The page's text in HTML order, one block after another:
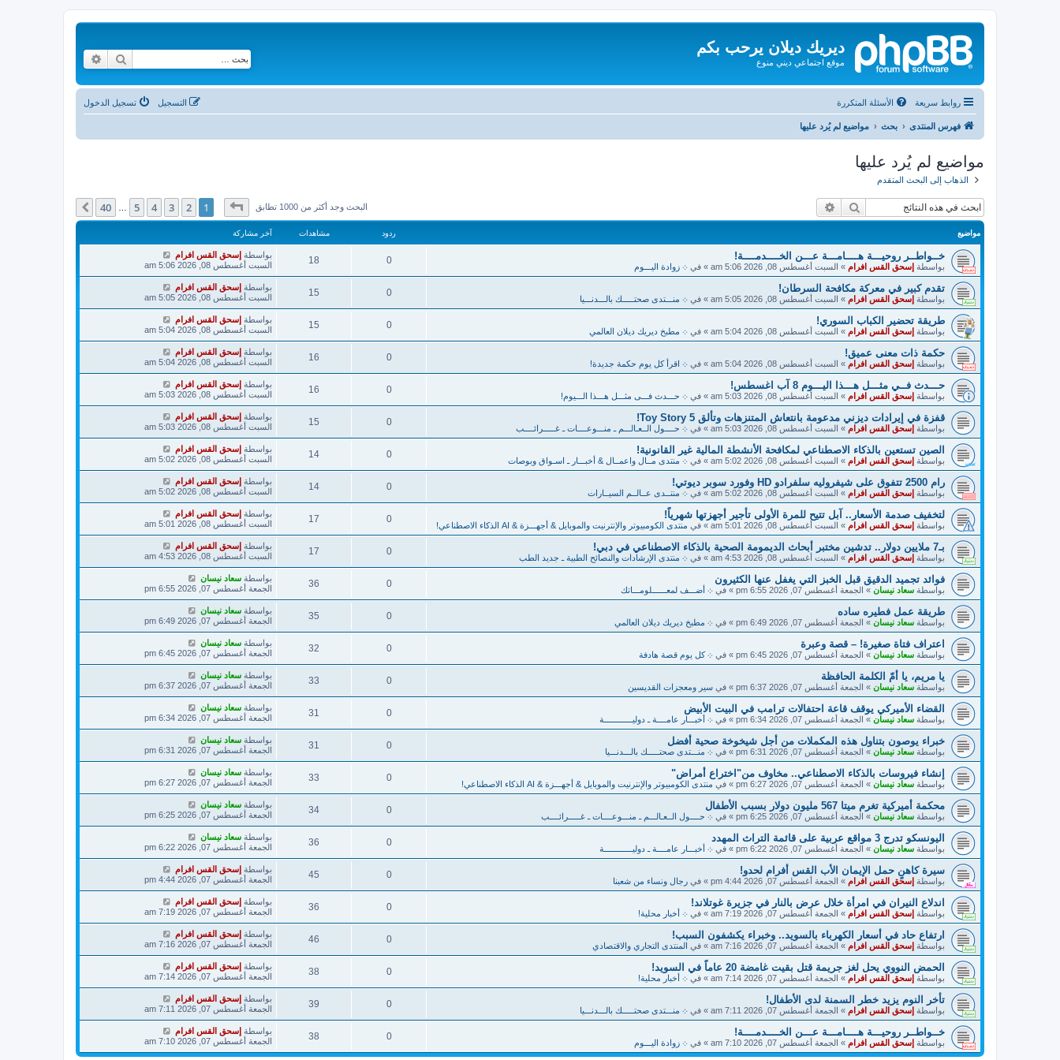
ديريك ديلان يرحب بكم
موقع اجتماعي ديني منوع بحث
روابط سريعة الأسئلة المتكررة تسجيل الدخول التسجيل
فهرس المنتدى بحث مواضيع لم يُرد عليها
مواضيع لم يُرد عليها
الذهاب إلى البحث المتقدم
بحث البحث وجد أكثر من 1000 تطابق صفحة1من40
1
2
3
4
5
40 التالي
مواضيع ردود مشاهدات آخر مشاركة
خــواطــر روحيـــة هــــامـــة عـــن الخــــدمــــة!
بواسطة إسحق القس افرام » السبت أغسطس 08, 2026 5:06 am » في ܀ زوادة اليـــوم
0
18 بواسطة إسحق القس افرام
السبت أغسطس 08, 2026 5:06 am
تقدم كبير في معركة مكافحة السرطان!
بواسطة إسحق القس افرام » السبت أغسطس 08, 2026 5:05 am » في ܀ منـــتدى صحتـــــك بالـــدنـــيا
0
15 بواسطة إسحق القس افرام
السبت أغسطس 08, 2026 5:05 am
طريقة تحضير الكباب السوري!
بواسطة إسحق القس افرام » السبت أغسطس 08, 2026 5:04 am » في ܀ مطبخ ديريك ديلان العالمي
0
15 بواسطة إسحق القس افرام
السبت أغسطس 08, 2026 5:04 am
حكمة ذات معنى عميق!
بواسطة إسحق القس افرام » السبت أغسطس 08, 2026 5:04 am » في ܀ اقرأ كل يوم حكمة جديدة!
0
16 بواسطة إسحق القس افرام
السبت أغسطس 08, 2026 5:04 am
حـــدث فــي مثـــل هـــذا اليـــوم 8 آب اغسطس!
بواسطة إسحق القس افرام » السبت أغسطس 08, 2026 5:03 am » في ܀ حـــدث فـــى مثـــل هـــذا الـــيوم!
0
16 بواسطة إسحق القس افرام
السبت أغسطس 08, 2026 5:03 am
قفزة في إيرادات ديزني مدعومة بانتعاش المتنزهات وتألق Toy Story 5!
بواسطة إسحق القس افرام » السبت أغسطس 08, 2026 5:03 am » في ܀ حــــول الــعـالـــم ـ منـــوعــــات ـ غـــــرائــــب
0
15 بواسطة إسحق القس افرام
السبت أغسطس 08, 2026 5:03 am
الصين تستعين بالذكاء الاصطناعي لمكافحة الأنشطة المالية غير القانونية!
بواسطة إسحق القس افرام » السبت أغسطس 08, 2026 5:02 am » في ܀ منتدى مــال واعمــال & أخبـــار ـ اسـواق وبوصات
0
14 بواسطة إسحق القس افرام
السبت أغسطس 08, 2026 5:02 am
رام 2500 تتفوق على شيفروليه سلفرادو HD وفورد سوبر ديوتي!
بواسطة إسحق القس افرام » السبت أغسطس 08, 2026 5:02 am » في ܀ منتــدى عــالــم السيــارات
0
14 بواسطة إسحق القس افرام
السبت أغسطس 08, 2026 5:02 am
لتخفيف صدمة الأسعار.. آبل تتيح للمرة الأولى تأجير أجهزتها شهرياً!
بواسطة إسحق القس افرام » السبت أغسطس 08, 2026 5:01 am » في منتدى الكومبيوتر والإنترنيت والموبايل & أجهـــزة & AI الذكاء الاصطناعي!
0
17 بواسطة إسحق القس افرام
السبت أغسطس 08, 2026 5:01 am
بـ7 ملايين دولار.. تدشين مختبر أبحاث الديمومة الصحية بالذكاء الاصطناعي في دبي!
بواسطة إسحق القس افرام » السبت أغسطس 08, 2026 4:53 am » في ܀ منتدى الإرشادات والنصائح الطبية ـ جديد الطب
0
17 بواسطة إسحق القس افرام
السبت أغسطس 08, 2026 4:53 am
فوائد تجميد الدقيق قبل الخبز التي يغفل عنها الكثيرون
بواسطة سعاد نيسان » الجمعة أغسطس 07, 2026 6:55 pm » في ܀ أضـــف لمعــــــلومـــاتك
0
36 بواسطة سعاد نيسان
الجمعة أغسطس 07, 2026 6:55 pm
طريقة عمل فطيره ساده
بواسطة سعاد نيسان » الجمعة أغسطس 07, 2026 6:49 pm » في ܀ مطبخ ديريك ديلان العالمي
0
35 بواسطة سعاد نيسان
الجمعة أغسطس 07, 2026 6:49 pm
اعتراف فتاة صغيرة! – قصة وعبرة
بواسطة سعاد نيسان » الجمعة أغسطس 07, 2026 6:45 pm » في ܀ كل يوم قصة هادفة
0
32 بواسطة سعاد نيسان
الجمعة أغسطس 07, 2026 6:45 pm
يا مريم، يا أمّ الكلمة الحافظة
بواسطة سعاد نيسان » الجمعة أغسطس 07, 2026 6:37 pm » في سير ومعجزات القديسين
0
33 بواسطة سعاد نيسان
الجمعة أغسطس 07, 2026 6:37 pm
القضاء الأميركي يوقف قاعة احتفالات ترامب في البيت الأبيض
بواسطة سعاد نيسان » الجمعة أغسطس 07, 2026 6:34 pm » في ܀ أخبـــار عامــــة ـ دوليــــــــــــة
0
31 بواسطة سعاد نيسان
الجمعة أغسطس 07, 2026 6:34 pm
خبراء يوصون بتناول هذه المكملات من أجل شيخوخة صحية أفضل
بواسطة سعاد نيسان » الجمعة أغسطس 07, 2026 6:31 pm » في ܀ منـــتدى صحتـــــك بالـــدنـــيا
0
31 بواسطة سعاد نيسان
الجمعة أغسطس 07, 2026 6:31 pm
إنشاء فيروسات بالذكاء الاصطناعي.. مخاوف من"اختراع أمراض"
بواسطة سعاد نيسان » الجمعة أغسطس 07, 2026 6:27 pm » في منتدى الكومبيوتر والإنترنيت والموبايل & أجهـــزة & AI الذكاء الاصطناعي!
0
33 بواسطة سعاد نيسان
الجمعة أغسطس 07, 2026 6:27 pm
محكمة أميركية تغرم ميتا 567 مليون دولار بسبب الأطفال
بواسطة سعاد نيسان » الجمعة أغسطس 07, 2026 6:25 pm » في ܀ حــــول الــعـالـــم ـ منـــوعــــات ـ غـــــرائــــب
0
34 بواسطة سعاد نيسان
الجمعة أغسطس 07, 2026 6:25 pm
اليونسكو تدرج 3 مواقع عربية على قائمة التراث المهدد
بواسطة سعاد نيسان » الجمعة أغسطس 07, 2026 6:22 pm » في ܀ أخبـــار عامــــة ـ دوليــــــــــــة
0
36 بواسطة سعاد نيسان
الجمعة أغسطس 07, 2026 6:22 pm
سيرة كاهنٍ حمل الإيمان الأب القس أفرام لحدو!
بواسطة إسحق القس افرام » الجمعة أغسطس 07, 2026 4:44 pm » في رجال ونساء من شعبنا
0
45 بواسطة إسحق القس افرام
الجمعة أغسطس 07, 2026 4:44 pm
اندلاع النيران في امرأة خلال عرض بالنار في جزيرة غوتلاند!
بواسطة إسحق القس افرام » الجمعة أغسطس 07, 2026 7:19 am » في ܀ أخبار محلية!
0
36 بواسطة إسحق القس افرام
الجمعة أغسطس 07, 2026 7:19 am
ارتفاع حاد في أسعار الكهرباء بالسويد.. وخبراء يكشفون السبب!
بواسطة إسحق القس افرام » الجمعة أغسطس 07, 2026 7:16 am » في المنتدى التجاري والاقتصادي
0
46 بواسطة إسحق القس افرام
الجمعة أغسطس 07, 2026 7:16 am
الحمض النووي يحل لغز جريمة قتل بقيت غامضة 20 عاماً في السويد!
بواسطة إسحق القس افرام » الجمعة أغسطس 07, 2026 7:14 am » في ܀ أخبار محلية!
0
38 بواسطة إسحق القس افرام
الجمعة أغسطس 07, 2026 7:14 am
تأخر النوم يزيد خطر السمنة لدى الأطفال!
بواسطة إسحق القس افرام » الجمعة أغسطس 07, 2026 7:11 am » في ܀ منـــتدى صحتـــــك بالـــدنـــيا
0
39 بواسطة إسحق القس افرام
الجمعة أغسطس 07, 2026 7:11 am
خــواطــر روحيـــة هــــامـــة عـــن الخــــدمــــة!
بواسطة إسحق القس افرام » الجمعة أغسطس 07, 2026 7:10 am » في ܀ زوادة اليـــوم
0
38 بواسطة إسحق القس افرام
الجمعة أغسطس 07, 2026 7:10 am